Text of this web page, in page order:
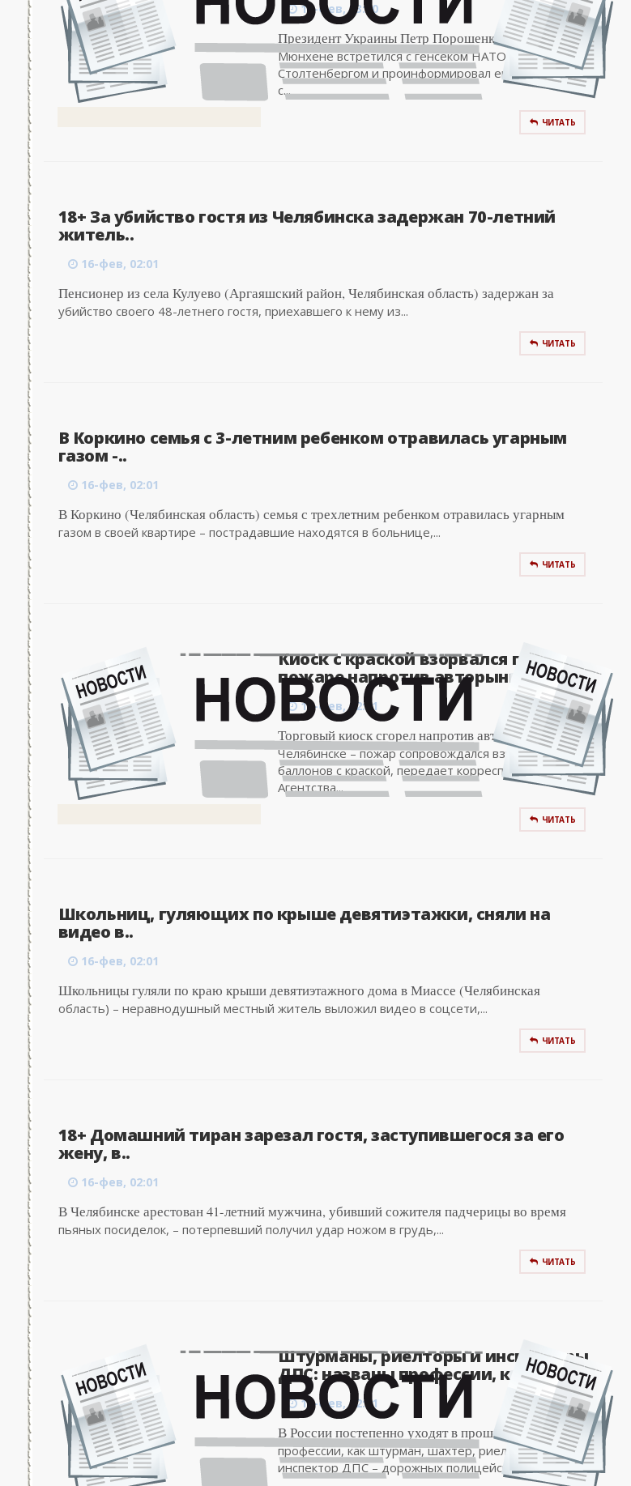
18-фев, 23:00
Президент Украины Петр Порошенко в субботу в
Мюнхене встретился с генсеком НАТО Йенсом
Столтенбергом и проинформировал его о ситуации
с...
ЧИТАТЬ
18+ За убийство гостя из Челябинска задержан 70-летний
житель..
16-фев, 02:01
Пенсионер из села Кулуево (Аргаяшский район, Челябинская область) задержан за
убийство своего 48-летнего гостя, приехавшего к нему из...
ЧИТАТЬ
В Коркино семья с 3-летним ребенком отравилась угарным
газом -..
16-фев, 02:01
В Коркино (Челябинская область) семья с трехлетним ребенком отравилась угарным
газом в своей квартире – пострадавшие находятся в больнице,...
ЧИТАТЬ
Киоск с краской взорвался при
пожаре напротив авторынка в..
16-фев, 02:01
Торговый киоск сгорел напротив авторынка в
Челябинске – пожар сопровождался взрывами
баллонов с краской, передает корреспондент
Агентства...
ЧИТАТЬ
Школьниц, гуляющих по крыше девятиэтажки, сняли на
видео в..
16-фев, 02:01
Школьницы гуляли по краю крыши девятиэтажного дома в Миассе (Челябинская
область) – неравнодушный местный житель выложил видео в соцсети,...
ЧИТАТЬ
18+ Домашний тиран зарезал гостя, заступившегося за его
жену, в..
16-фев, 02:01
В Челябинске арестован 41-летний мужчина, убивший сожителя падчерицы во время
пьяных посиделок, – потерпевший получил удар ножом в грудь,...
ЧИТАТЬ
Штурманы, риелторы и инспекторы
ДПС: названы профессии, которые..
16-фев, 02:01
В России постепенно уходят в прошлое такие
профессии, как штурман, шахтер, риелтор и даже
инспектор ДПС – дорожных полицейских, в...